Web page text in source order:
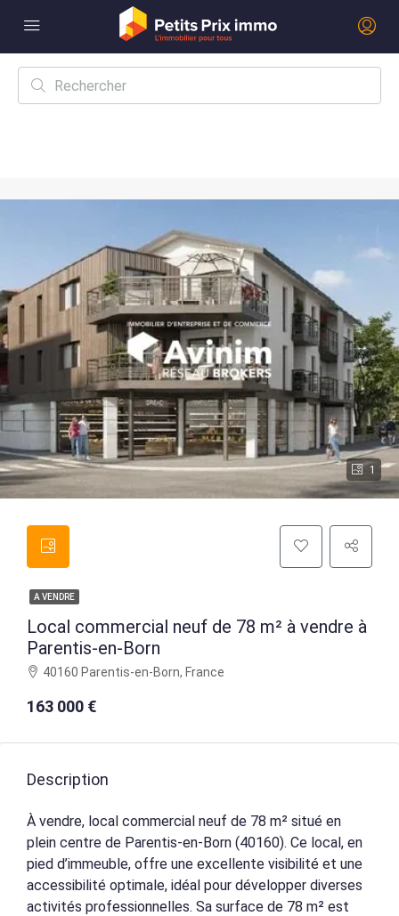
1
A VENDRE
Local commercial neuf de 78 m² à vendre à
Parentis-en-Born
40160 Parentis-en-Born, France
163 000 €
Description
À vendre, local commercial neuf de 78 m² situé en
plein centre de Parentis-en-Born (40160). Ce local, en
pied d’immeuble, offre une excellente visibilité et une
accessibilité optimale, idéal pour développer diverses
activités professionnelles. Sa surface de 78 m² est